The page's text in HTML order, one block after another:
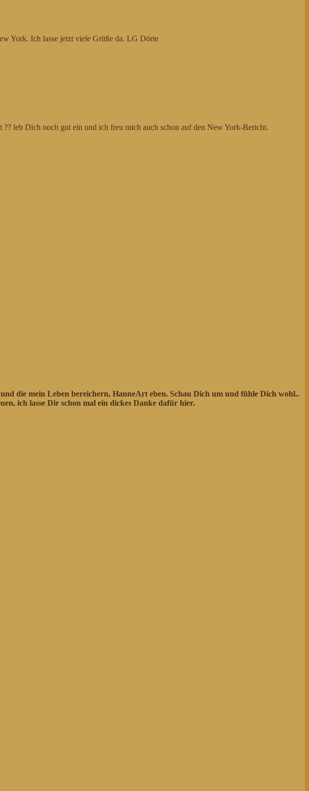
York. Ich lasse jetzt viele Grüße da. LG Dörte
leb Dich noch gut ein und ich freu mich auch schon auf den New York-Bericht.
die mein Leben bereichern, HanneArt eben. Schau Dich um und fühle Dich wohl..
ich lasse Dir schon mal ein dickes Danke dafür hier.